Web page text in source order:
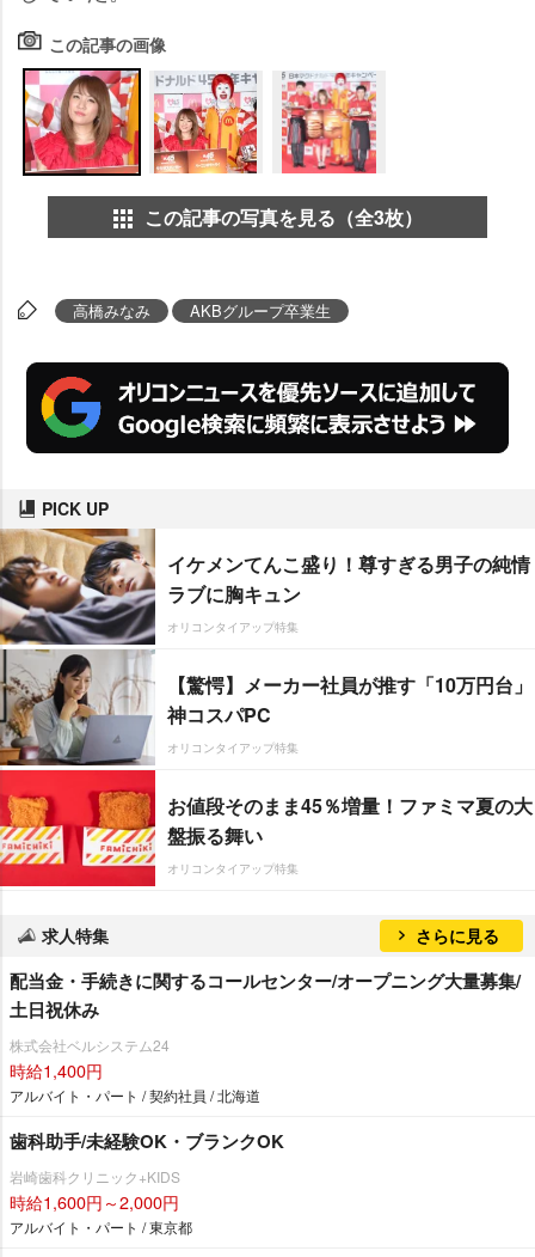
この記事の画像
この記事の写真を見る（全3枚）
高橋みなみ AKBグループ卒業生
PICK UP
イケメンてんこ盛り！尊すぎる男子の純情
ラブに胸キュン
オリコンタイアップ特集
【驚愕】メーカー社員が推す「10万円台」
神コスパPC
オリコンタイアップ特集
お値段そのまま45％増量！ファミマ夏の大
盤振る舞い
オリコンタイアップ特集
求人特集 さらに見る
配当金・手続きに関するコールセンター/オープニング大量募集/
土日祝休み
株式会社ベルシステム24
時給1,400円
アルバイト・パート / 契約社員 / 北海道
歯科助手/未経験OK・ブランクOK
崎歯科クリニック+KIDS
時給1,600円～2,000円
アルバイト・パート / 東京都